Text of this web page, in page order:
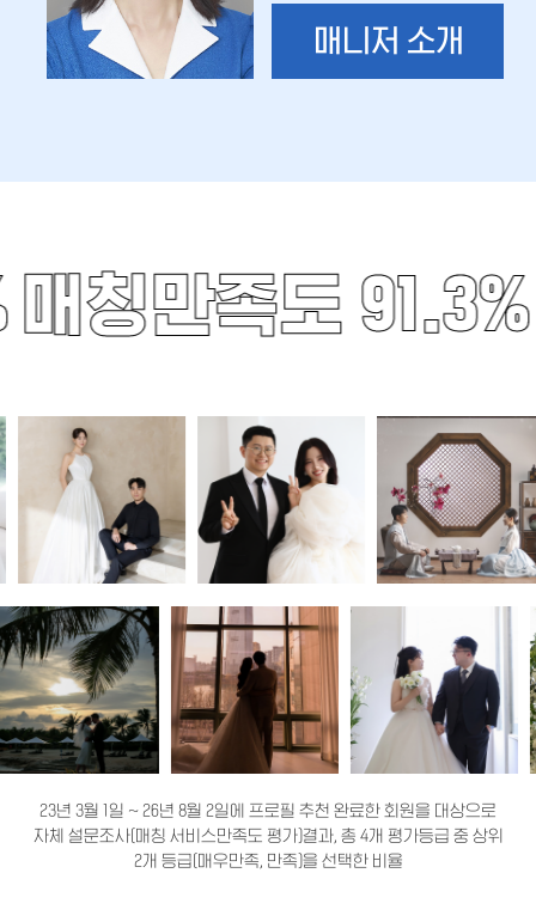
매니저 소개
매칭만족도 91.3%
23년 3월 1일 ~ 26년 8월 2일에 프로필 추천 완료한 회원을 대상으로
자체 설문조사(매칭 서비스만족도 평가)결과, 총 4개 평가등급 중 상위
2개 등급(매우만족, 만족)을 선택한 비율